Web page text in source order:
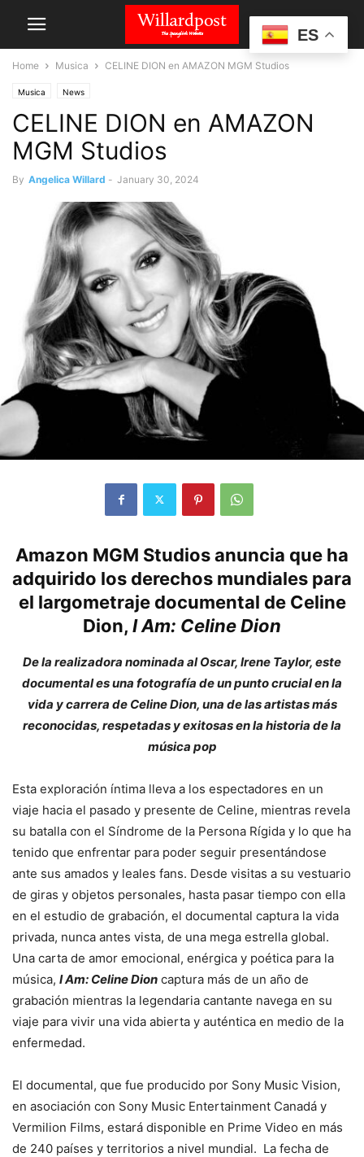
Home Musica CELINE DION en AMAZON MGM Studios
Musica News
CELINE DION en AMAZON
MGM Studios
By Angelica Willard - January 30, 2024
Amazon MGM Studios anuncia que ha
adquirido los derechos mundiales para
el largometraje documental de Celine
Dion, I Am: Celine Dion
De la realizadora nominada al Oscar, Irene Taylor, este
documental es una fotografía de un punto crucial en la
vida y carrera de Celine Dion, una de las artistas más
reconocidas, respetadas y exitosas en la historia de la
música pop
Esta exploración íntima lleva a los espectadores en un
viaje hacia el pasado y presente de Celine, mientras revela
su batalla con el Síndrome de la Persona Rígida y lo que ha
tenido que enfrentar para poder seguir presentándose
ante sus amados y leales fans. Desde visitas a su vestuario
de giras y objetos personales, hasta pasar tiempo con ella
en el estudio de grabación, el documental captura la vida
privada, nunca antes vista, de una mega estrella global.
Una carta de amor emocional, enérgica y poética para la
música, I Am: Celine Dion captura más de un año de
grabación mientras la legendaria cantante navega en su
viaje para vivir una vida abierta y auténtica en medio de la
enfermedad.
El documental, que fue producido por Sony Music Vision,
en asociación con Sony Music Entertainment Canadá y
Vermilion Films, estará disponible en Prime Video en más
de 240 países y territorios a nivel mundial. La fecha de
ES